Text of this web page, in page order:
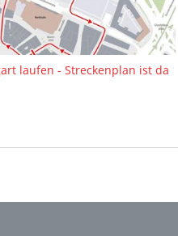
laufen - Streckenplan ist da